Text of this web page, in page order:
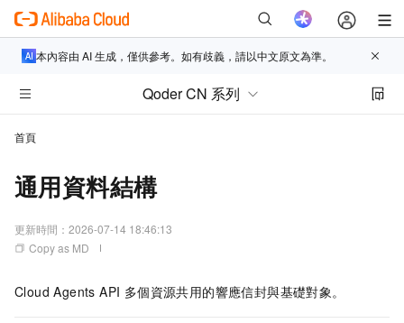
本內容由 AI 生成，僅供參考。如有歧義，請以中文原文為準。
Qoder CN 系列
首頁
通用資料結構
更新時間： 2026-07-14 18:46:13
Copy as MD
Cloud Agents API 多個資源共用的響應信封與基礎對象。